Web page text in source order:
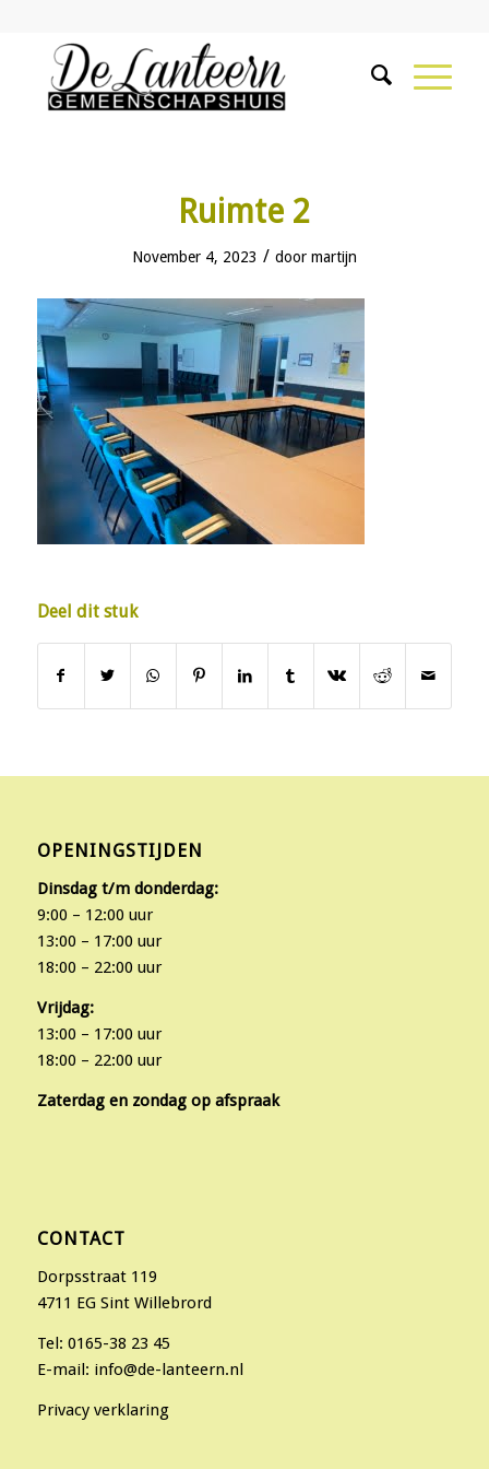
Ruimte 2
November 4, 2023 / door martijn
Deel dit stuk
OPENINGSTIJDEN
Dinsdag t/m donderdag:
9:00 – 12:00 uur
13:00 – 17:00 uur
18:00 – 22:00 uur
Vrijdag:
13:00 – 17:00 uur
18:00 – 22:00 uur
Zaterdag en zondag op afspraak
CONTACT
Dorpsstraat 119
4711 EG Sint Willebrord
Tel: 0165-38 23 45
E-mail: info@de-lanteern.nl
Privacy verklaring